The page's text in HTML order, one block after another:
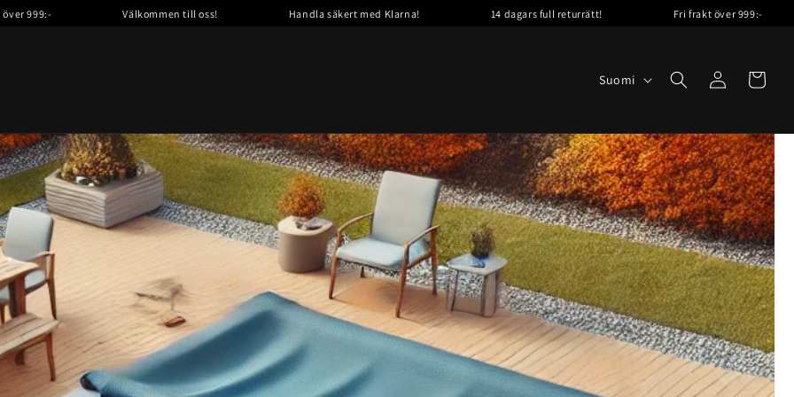
Välkommen till oss! Handla säkert med Klarna! 14 dagars full returrätt! Fri frakt över 999:-
K
e
l
i
Suomi
Kirjaudu
sisään
Ostoskori